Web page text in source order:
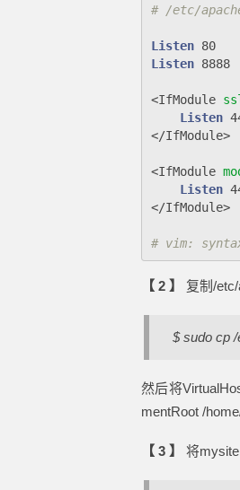
# /etc/
Listen
80
Listen 8888
<IfModule
Listen
</IfModule >
<IfModule
Listen
</IfModule >
# vim:
【 2 】 复制/
$ sudo cp
然后将
mentRoot /
【 3 】 将